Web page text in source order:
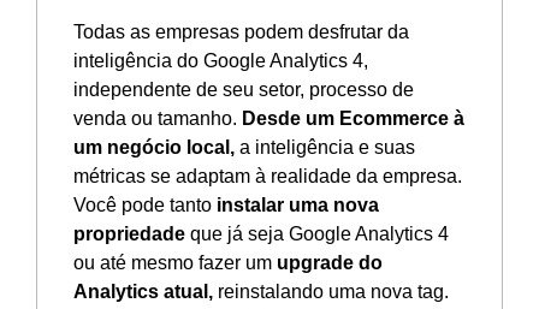
Todas as empresas podem desfrutar da
inteligência do Google Analytics 4,
independente de seu setor, processo de
venda ou tamanho. Desde um Ecommerce à
um negócio local, a inteligência e suas
métricas se adaptam à realidade da empresa.
Você pode tanto instalar uma nova
propriedade que já seja Google Analytics 4
ou até mesmo fazer um upgrade do
Analytics atual, reinstalando uma nova tag.